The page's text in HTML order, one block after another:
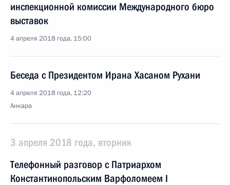
инспекционной комиссии Международного бюро
выставок
4 апреля 2018 года, 15:00
Беседа с Президентом Ирана Хасаном Рухани
4 апреля 2018 года, 12:20
Анкара
3 апреля 2018 года, вторник
Телефонный разговор с Патриархом
Константинопольским Варфоломеем I